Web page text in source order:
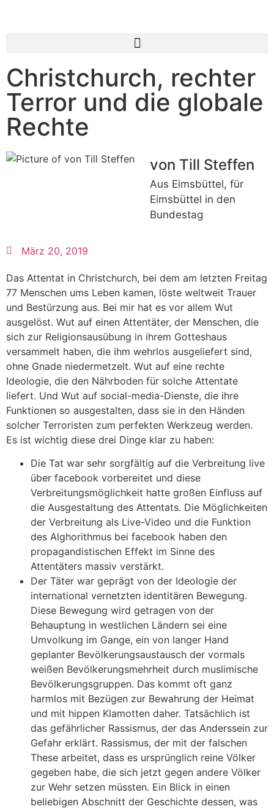
Christchurch, rechter
Terror und die globale
Rechte
von Till Steffen
Aus Eimsbüttel, für
Eimsbüttel in den
Bundestag
März 20, 2019
Das Attentat in Christchurch, bei dem am letzten Freitag
77 Menschen ums Leben kamen, löste weltweit Trauer
und Bestürzung aus. Bei mir hat es vor allem Wut
ausgelöst. Wut auf einen Attentäter, der Menschen, die
sich zur Religionsausübung in ihrem Gotteshaus
versammelt haben, die ihm wehrlos ausgeliefert sind,
ohne Gnade niedermetzelt. Wut auf eine rechte
Ideologie, die den Nährboden für solche Attentate
liefert. Und Wut auf social-media-Dienste, die ihre
Funktionen so ausgestalten, dass sie in den Händen
solcher Terroristen zum perfekten Werkzeug werden.
Es ist wichtig diese drei Dinge klar zu haben:
Die Tat war sehr sorgfältig auf die Verbreitung live
über facebook vorbereitet und diese
Verbreitungsmöglichkeit hatte großen Einfluss auf
die Ausgestaltung des Attentats. Die Möglichkeiten
der Verbreitung als Live-Video und die Funktion
des Alghorithmus bei facebook haben den
propagandistischen Effekt im Sinne des
Attentäters massiv verstärkt.
Der Täter war geprägt von der Ideologie der
international vernetzten identitären Bewegung.
Diese Bewegung wird getragen von der
Behauptung in westlichen Ländern sei eine
Umvolkung im Gange, ein von langer Hand
geplanter Bevölkerungsaustausch der vormals
weißen Bevölkerungsmehrheit durch muslimische
Bevölkerungsgruppen. Das kommt oft ganz
harmlos mit Bezügen zur Bewahrung der Heimat
und mit hippen Klamotten daher. Tatsächlich ist
das gefährlicher Rassismus, der das Anderssein zur
Gefahr erklärt. Rassismus, der mit der falschen
These arbeitet, dass es ursprünglich reine Völker
gegeben habe, die sich jetzt gegen andere Völker
zur Wehr setzen müssten. Ein Blick in einen
beliebigen Abschnitt der Geschichte dessen, was